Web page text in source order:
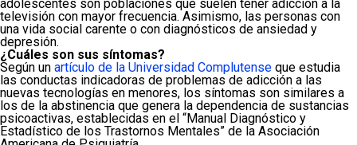
adolescentes son poblaciones que suelen tener adicción a la
televisión con mayor frecuencia. Asimismo, las personas con
una vida social carente o con diagnósticos de ansiedad y
depresión.
¿Cuáles son sus síntomas?
Según un artículo de la Universidad Complutense que estudia
las conductas indicadoras de problemas de adicción a las
nuevas tecnologías en menores, los síntomas son similares a
los de la abstinencia que genera la dependencia de sustancias
psicoactivas, establecidas en el “Manual Diagnóstico y
Estadístico de los Trastornos Mentales” de la Asociación